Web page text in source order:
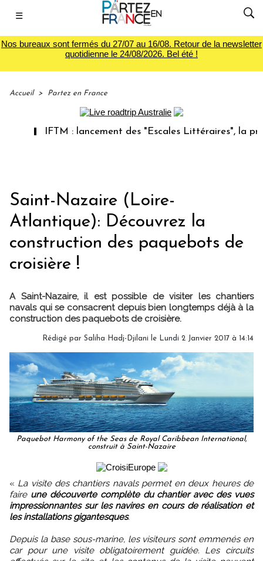
☰
Nos bureaux sont fermés du 27/07 au 16/08. Retour de la newsletter
quotidienne le 24/08/2026. Bel été !
Accueil > Partez en France
IFTM : lancement des "Escales Littéraires", la
Saint-Nazaire (Loire-
Atlantique): Découvrez la
construction des paquebots de
croisière !
A Saint-Nazaire, il est possible de visiter les chantiers
navals qui se consacrent depuis bien longtemps déjà à la
construction des paquebots de croisière.
Rédigé par Saliha Hadj-Djilani le Lundi 2 Janvier 2017 à 14:14
Paquebot Harmony of the Seas de Royal Caribbean International,
construit à Saint-Nazaire
« La visite des chantiers navals permet en deux heures de
faire une découverte complète du chantier avec des vues
impressionnantes sur les navires en cours de réalisation et
les installations gigantesques.
Depuis la base sous-marine, les visiteurs sont emmenés en
car pour une visite obligatoirement guidée. Les circuits